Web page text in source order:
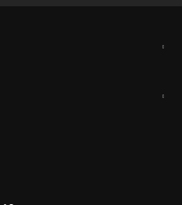
зависит от тарифов ТК,